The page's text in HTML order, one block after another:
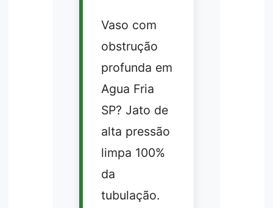
Vaso com
obstrução
profunda em
Agua Fria
SP? Jato de
alta pressão
limpa 100%
da
tubulação.